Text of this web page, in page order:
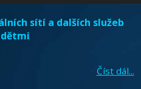
sítí a dalších služeb
Číst dál...